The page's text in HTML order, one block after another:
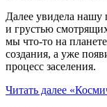
Далее увидела нашу
и грустью
мы что-то на
создания, а уже
процесс заселения.
Читать далее